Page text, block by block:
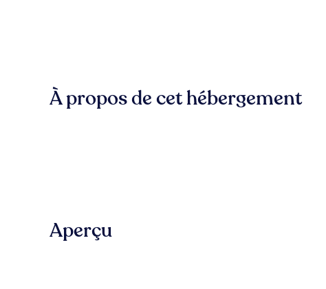
À propos de cet hébergement
Aperçu